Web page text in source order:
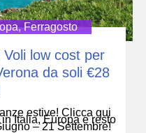
,Ferragosto
low cost per
da soli €28
estive! Clicca qui
Italia, Europa e resto
– 21 Settembre!